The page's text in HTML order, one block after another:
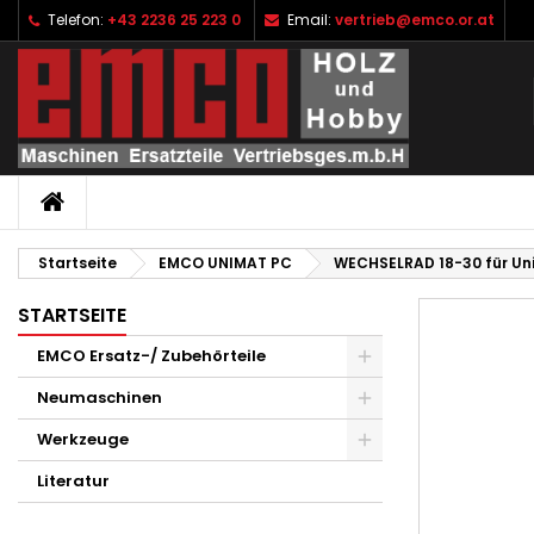
Telefon: +43 2236 25 223 0 Email: vertrieb@emco.or.at
STARTSEITE
Startseite EMCO UNIMAT PC WECHSELRAD 18-30 für
STARTSEITE
EMCO Ersatz-/ Zubehörteile
Neumaschinen
Werkzeuge
Literatur